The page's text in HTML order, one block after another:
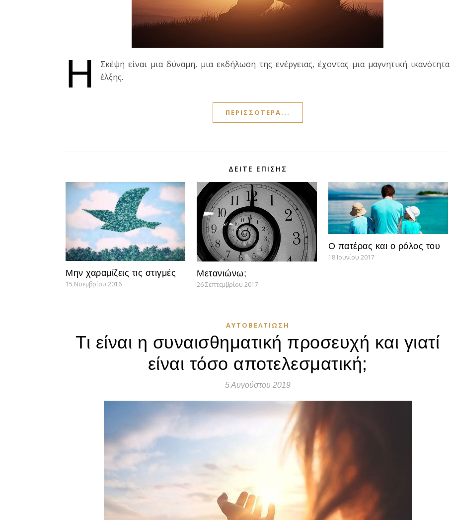
Η
Σκέψη είναι μια δύναμη, μια εκδήλωση της ενέργειας, έχοντας μια μαγνητική ικανότητα
έλξης.
ΠΕΡΙΣΣΌΤΕΡΑ...
ΔΕΊΤΕ ΕΠΊΣΗΣ
Μην χαραμίζεις τις στιγμές
15 Νοεμβρίου 2016
Μετανιώνω;
26 Σεπτεμβρίου 2017
Ο πατέρας και ο ρόλος του
18 Ιουνίου 2017
ΑΥΤΟΒΕΛΤΊΩΣΗ
Τι είναι η συναισθηματική προσευχή και γιατί
είναι τόσο αποτελεσματική;
5 Αυγούστου 2019